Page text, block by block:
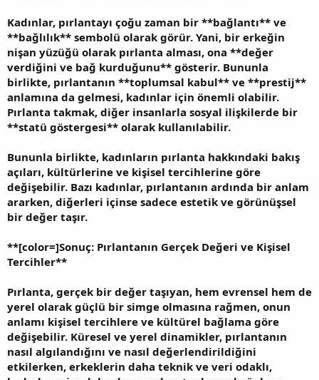
Kadınlar, pırlantayı çoğu zaman bir **bağlantı** ve
**bağlılık** sembolü olarak görür. Yani, bir erkeğin
nişan yüzüğü olarak pırlanta alması, ona **değer
verdiğini ve bağ kurduğunu** gösterir. Bununla
birlikte, pırlantanın **toplumsal kabul** ve **prestij**
anlamına da gelmesi, kadınlar için önemli olabilir.
Pırlanta takmak, diğer insanlarla sosyal ilişkilerde bir
**statü göstergesi** olarak kullanılabilir.
Bununla birlikte, kadınların pırlanta hakkındaki bakış
açıları, kültürlerine ve kişisel tercihlerine göre
değişebilir. Bazı kadınlar, pırlantanın ardında bir anlam
ararken, diğerleri içinse sadece estetik ve görünüşsel
bir değer taşır.
**[color=]Sonuç: Pırlantanın Gerçek Değeri ve Kişisel
Tercihler**
Pırlanta, gerçek bir değer taşıyan, hem evrensel hem de
yerel olarak güçlü bir simge olmasına rağmen, onun
anlamı kişisel tercihlere ve kültürel bağlama göre
değişebilir. Küresel ve yerel dinamikler, pırlantanın
nasıl algılandığını ve nasıl değerlendirildiğini
etkilerken, erkeklerin daha teknik ve veri odaklı,